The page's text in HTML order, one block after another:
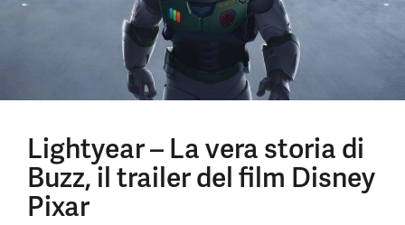
Lightyear – La vera storia di
Buzz, il trailer del film Disney
Pixar